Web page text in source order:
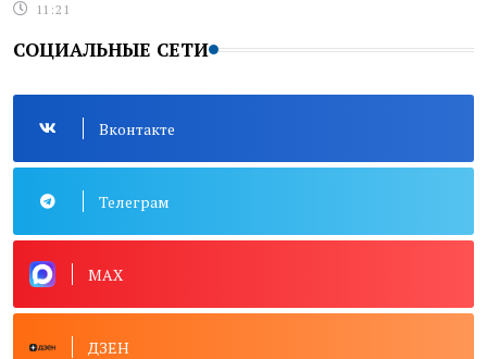
11:21
СОЦИАЛЬНЫЕ СЕТИ
Вконтакте
Телеграм
MAX
ДЗЕН